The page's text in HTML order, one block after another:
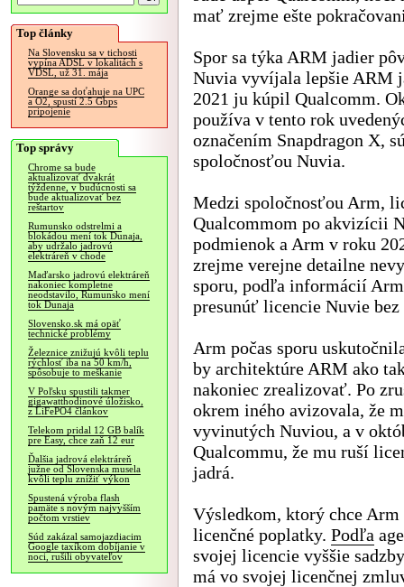
Top články
Na Slovensku sa v tichosti
vypína ADSL v lokalitách s
VDSL, už 31. mája
Orange sa doťahuje na UPC
a O2, spustí 2.5 Gbps
pripojenie
Top správy
Chrome sa bude
aktualizovať dvakrát
týždenne, v budúcnosti sa
bude aktualizovať bez
reštartov
Rumunsko odstrelmi a
blokádou mení tok Dunaja,
aby udržalo jadrovú
elektráreň v chode
Maďarsko jadrovú elektráreň
nakoniec kompletne
neodstavilo, Rumunsko mení
tok Dunaja
Slovensko.sk má opäť
technické problémy
Železnice znižujú kvôli teplu
rýchlosť iba na 50 km/h,
spôsobuje to meškanie
V Poľsku spustili takmer
gigawatthodinové úložisko,
z LiFePO4 článkov
Telekom pridal 12 GB balík
pre Easy, chce zaň 12 eur
Ďalšia jadrová elektráreň
južne od Slovenska musela
kvôli teplu znížiť výkon
Spustená výroba flash
pamäte s novým najvyšším
počtom vrstiev
Súd zakázal samojazdiacim
Google taxíkom dobíjanie v
noci, rušili obyvateľov
mať zrejme ešte
Spor sa týka ARM jadier
Nuvia vyvíjala lepšie ARM
2021 ju kúpil Qualcomm.
používa v tento rok
označením Snapdragon X,
spoločnosťou Nuvia.
Medzi spoločnosťou Arm,
Qualcommom po akvizícii
podmienok a Arm v roku
zrejme verejne detailne
sporu, podľa informácií
presunúť licencie Nuvie
Arm počas sporu
by architektúre ARM ako
nakoniec zrealizovať. Po
okrem iného avizovala, že
vyvinutých Nuviou, a v
Qualcommu, že mu ruší
jadrá.
Výsledkom, ktorý chce
licenčné poplatky. Podľa
svojej licencie vyššie
má vo svojej licenčnej